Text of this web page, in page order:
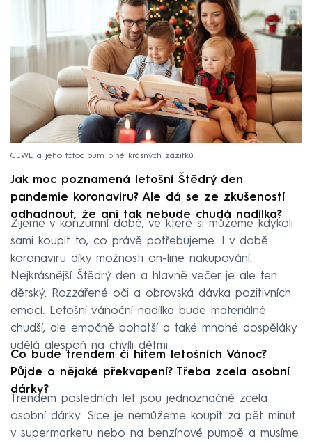
CEWE a jeho fotoalbum plné krásných zážitků
Jak moc poznamená letošní Štědrý den
pandemie koronaviru? Ale dá se ze zkušeností
odhadnout, že ani tak nebude chudá nadílka?
Žijeme v konzumní době, ve které si můžeme kdykoli
sami koupit to, co právě potřebujeme. I v době
koronaviru díky možnosti on-line nakupování.
Nejkrásnější Štědrý den a hlavně večer je ale ten
dětský. Rozzářené oči a obrovská dávka pozitivních
emocí. Letošní vánoční nadílka bude materiálně
chudší, ale emočně bohatší a také mnohé dospěláky
udělá alespoň na chvíli dětmi.
Co bude trendem či hitem letošních Vánoc?
Půjde o nějaké překvapení? Třeba zcela osobní
dárky?
Trendem posledních let jsou jednoznačně zcela
osobní dárky. Sice je nemůžeme koupit za pět minut
v supermarketu nebo na benzínové pumpě a musíme